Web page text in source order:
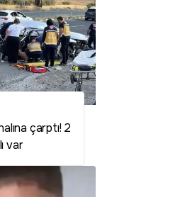
çarptı! 2
var